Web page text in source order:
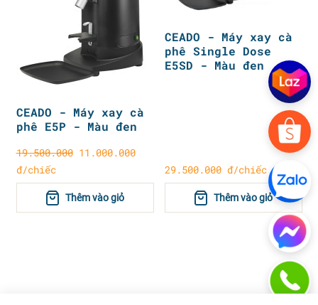
CEADO - Máy xay cà
phê E5P - Màu đen
19.500.00011.000.000
đ/chiếc
Thêm vào giỏ
CEADO - Máy xay cà
phê Single Dose
E5SD - Màu đen
29.500.000 đ/chiếc
Thêm vào giỏ